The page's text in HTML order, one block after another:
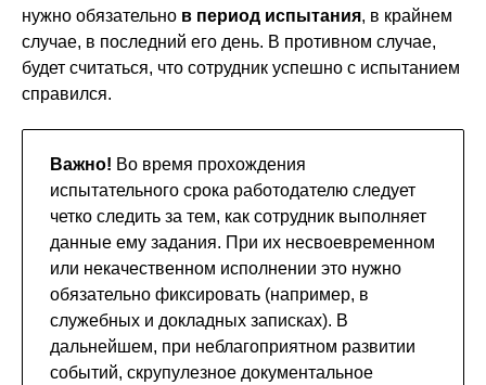
нужно обязательно в период испытания, в крайнем
случае, в последний его день. В противном случае,
будет считаться, что сотрудник успешно с испытанием
справился.
Важно! Во время прохождения
испытательного срока работодателю следует
четко следить за тем, как сотрудник выполняет
данные ему задания. При их несвоевременном
или некачественном исполнении это нужно
обязательно фиксировать (например, в
служебных и докладных записках). В
дальнейшем, при неблагоприятном развитии
событий, скрупулезное документальное